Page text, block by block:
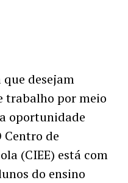
desejam
trabalho por meio
oportunidade
Centro de
(CIEE) está com
do ensino